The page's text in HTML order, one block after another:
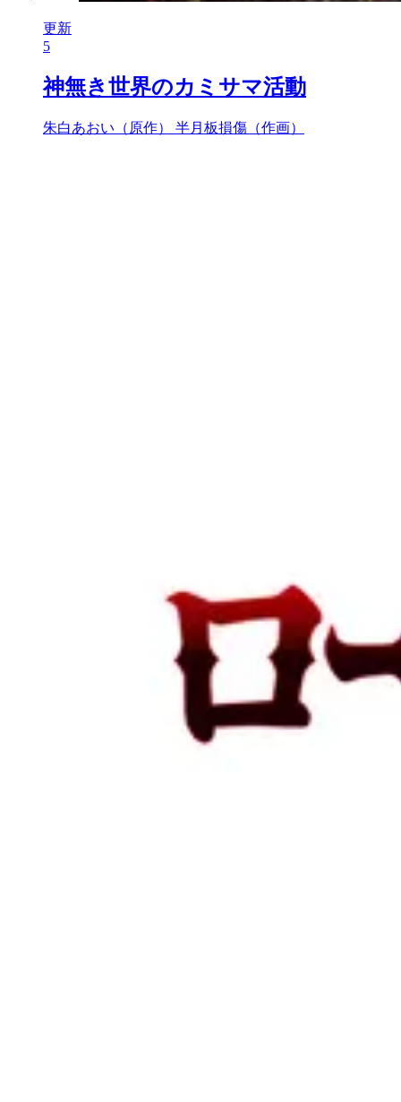
更新
5
神無き世界のカミサマ活動
朱白あおい（原作） 半月板損傷（作画）